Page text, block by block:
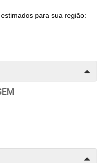
para sua região: